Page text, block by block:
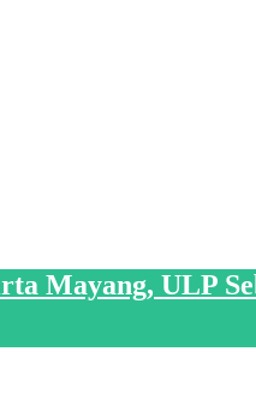
Mayang, ULP